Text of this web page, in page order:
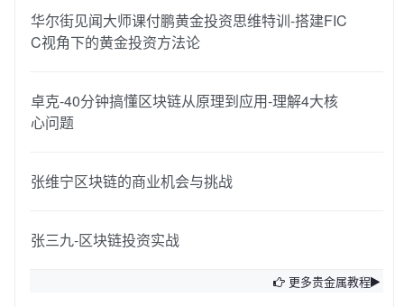
华尔街见闻大师课付鹏黄金投资思维特训-搭建FIC
C视角下的黄金投资方法论
卓克-40分钟搞懂区块链从原理到应用-理解4大核
心问题
张维宁区块链的商业机会与挑战
张三九-区块链投资实战
更多贵金属教程